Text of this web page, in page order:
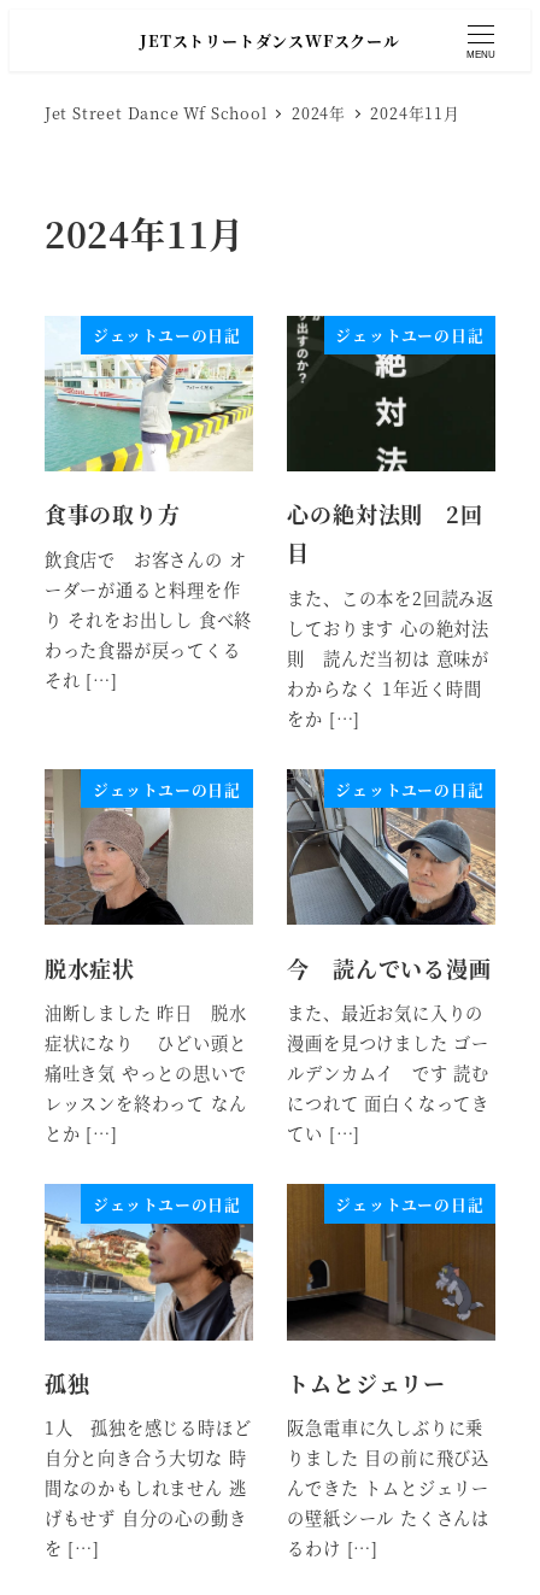
JETストリートダンスWFスクール
MENU
Jet Street Dance Wf School 2024年 2024年11月
2024年11月
ジェットユーの日記
食事の取り方
飲食店で お客さんの オ
ーダーが通ると料理を作
り それをお出しし 食べ終
わった食器が戻ってくる
それ […]
ジェットユーの日記
心の絶対法則 2回
目
また、この本を2回読み返
しております 心の絶対法
則 読んだ当初は 意味が
わからなく 1年近く時間
をか […]
ジェットユーの日記
脱水症状
油断しました 昨日 脱水
症状になり ひどい頭と
痛吐き気 やっとの思いで
レッスンを終わって なん
とか […]
ジェットユーの日記
今 読んでいる漫画
また、最近お気に入りの
漫画を見つけました ゴー
ルデンカムイ です 読む
につれて 面白くなってき
てい […]
ジェットユーの日記
孤独
1人 孤独を感じる時ほど
自分と向き合う大切な 時
間なのかもしれません 逃
げもせず 自分の心の動き
を […]
ジェットユーの日記
トムとジェリー
阪急電車に久しぶりに乗
りました 目の前に飛び込
んできた トムとジェリー
の壁紙シール たくさんは
るわけ […]